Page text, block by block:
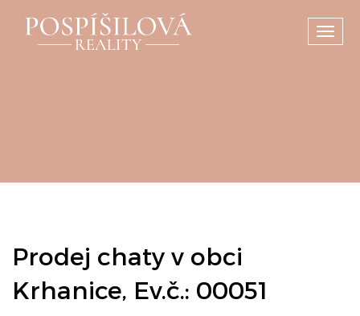
Prodej chaty v obci
Krhanice, Ev.č.: 00051